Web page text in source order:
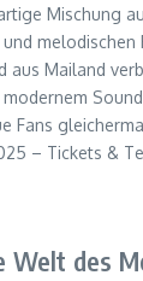
Mischung
melodischen
aus Mailand
Fans
– Tickets &
Welt des